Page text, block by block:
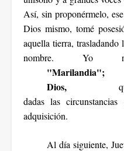
Así, sin proponérmelo,
Dios mismo, tomé
aquella tierra, trasladando
nombre. Yo
"Marilandia";
Dios,
dadas las
adquisición.
Al día siguiente,